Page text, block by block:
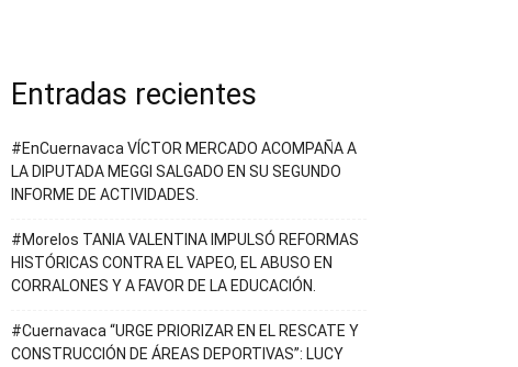
Entradas recientes
#EnCuernavaca VÍCTOR MERCADO ACOMPAÑA A
LA DIPUTADA MEGGI SALGADO EN SU SEGUNDO
INFORME DE ACTIVIDADES.
#Morelos TANIA VALENTINA IMPULSÓ REFORMAS
HISTÓRICAS CONTRA EL VAPEO, EL ABUSO EN
CORRALONES Y A FAVOR DE LA EDUCACIÓN.
#Cuernavaca “URGE PRIORIZAR EN EL RESCATE Y
CONSTRUCCIÓN DE ÁREAS DEPORTIVAS”: LUCY